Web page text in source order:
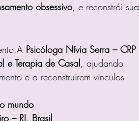
obsessivo, e reconstrói sua
Psicóloga Nívia Serra – CRP
e Terapia de Casal, ajudando
e a reconstruírem vínculos
mundo
– RJ, Brasil